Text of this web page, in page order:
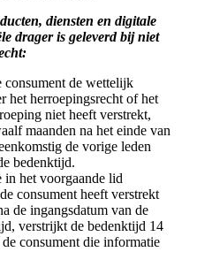
diensten en digitale
drager is geleverd bij niet
consument de wettelijk
het herroepingsrecht of het
niet heeft verstrekt,
maanden na het einde van
de vorige leden
bedenktijd.
in het voorgaande lid
consument heeft verstrekt
de ingangsdatum van de
verstrijkt de bedenktijd 14
consument die informatie